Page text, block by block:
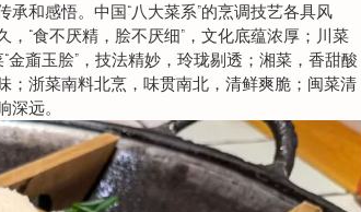
和感悟。中国“八大菜系”的烹调技艺各具风
“食不厌精，脍不厌细”，文化底蕴浓厚；川菜
齑玉脍”，技法精妙，玲珑剔透；湘菜，香甜酸
浙菜南料北烹，味贯南北，清鲜爽脆；闽菜清
远。